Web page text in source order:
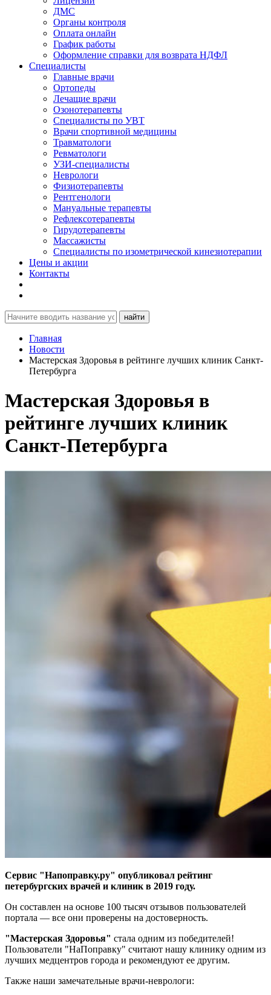
ДМС
Органы контроля
Оплата онлайн
График работы
Оформление справки для возврата НДФЛ
Специалисты
Главные врачи
Ортопеды
Лечащие врачи
Озонотерапевты
Специалисты по УВТ
Врачи спортивной медицины
Травматологи
Ревматологи
УЗИ-специалисты
Неврологи
Физиотерапевты
Рентгенологи
Мануальные терапевты
Рефлексотерапевты
Гирудотерапевты
Массажисты
Специалисты по изометрической кинезиотерапии
Цены и акции
Контакты
найти
Главная
Новости
Мастерская Здоровья в рейтинге лучших клиник Санкт-
Петербурга
Мастерская Здоровья в
рейтинге лучших клиник
Санкт-Петербурга
Сервис "Напоправку.ру" опубликовал рейтинг
петербургских врачей и клиник в 2019 году.
Он составлен на основе 100 тысяч отзывов пользователей
портала — все они проверены на достоверность.
"Мастерская Здоровья" стала одним из победителей!
Пользователи "НаПоправку" считают нашу клинику одним из
лучших медцентров города и рекомендуют ее другим.
Также наши замечательные врачи-неврологи: